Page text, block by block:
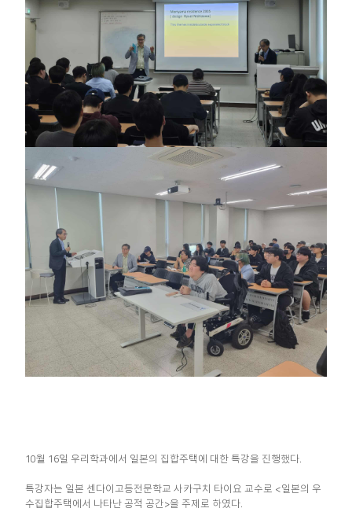
10월 16일 우리학과에서 일본의 집합주택에 대한 특강을 진행했다.
특강자는 일본 센다이고등전문학교 사카구치 타이요 교수로 <일본의 우
수집합주택에서 나타난 공적 공간>을 주제로 하였다.